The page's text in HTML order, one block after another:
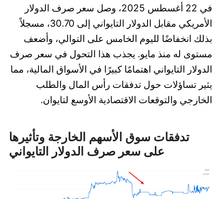
في 22 أغسطس 2025، وصل سعر صرف الدولار
الأمريكي مقابل الدولار التايواني إلى 30.70، مسجلاً
بذلك انخفاضًا لليوم الخامس على التوالي، وأضعف
مستوى له منذ مايو. يجذب هذا التحول في سعر صرف
الدولار التايواني اهتمامًا كبيرًا في الأسواق المالية، مما
يثير تساؤلات حول تدفقات رأس المال والطلب
الخارجي والتوقعات الاقتصادية الأوسع لتايوان.
تدفقات سوق الأسهم الخارجة وتأثيرها
على سعر صرف الدولار التايواني